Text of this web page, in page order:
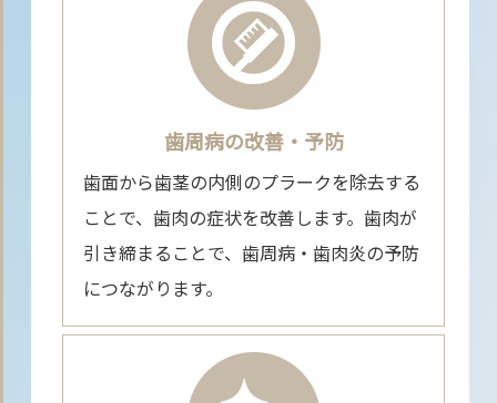
歯周病の改善・予防
歯面から歯茎の内側のプラークを除去する
ことで、歯肉の症状を改善します。歯肉が
引き締まることで、歯周病・歯肉炎の予防
につながります。